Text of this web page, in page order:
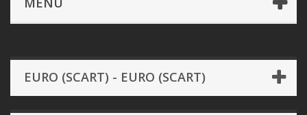
EURO (SCART) - EURO (SCART)